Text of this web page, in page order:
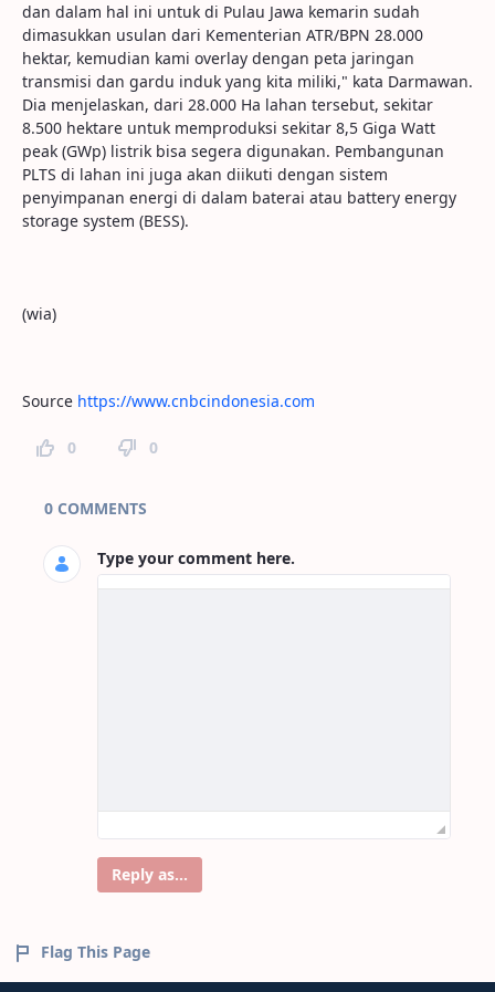
dan dalam hal ini untuk di Pulau Jawa kemarin sudah
dimasukkan usulan dari Kementerian ATR/BPN 28.000
hektar, kemudian kami overlay dengan peta jaringan
transmisi dan gardu induk yang kita miliki," kata Darmawan.
Dia menjelaskan, dari 28.000 Ha lahan tersebut, sekitar
8.500 hektare untuk memproduksi sekitar 8,5 Giga Watt
peak (GWp) listrik bisa segera digunakan. Pembangunan
PLTS di lahan ini juga akan diikuti dengan sistem
penyimpanan energi di dalam baterai atau battery energy
storage system (BESS).
(wia)
Source https://www.cnbcindonesia.com
0 0
Page Comments
0 COMMENTS
Type your comment here.
Reply as...
Flag This Page